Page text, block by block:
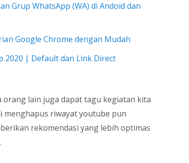
Grup WhatsApp (WA) di Andoid dan
Google Chrome dengan Mudah
2020 | Default dan Link Direct
lain juga dapat tagu kegiatan kita
menghapus riwayat youtube pun
rekomendasi yang lebih optimas